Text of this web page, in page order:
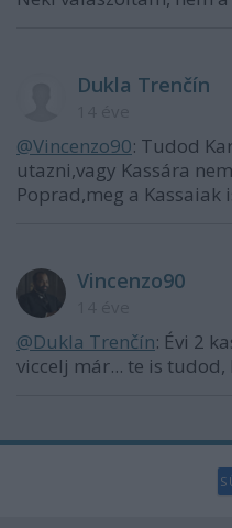
Dukla Trenčín
@Vincenzo90: Tudod
utazni,vagy Kassára
Poprad,meg a Kassaiak
Vincenzo90
@Dukla Trenčín: Évi 2
viccelj már... te is tudod,